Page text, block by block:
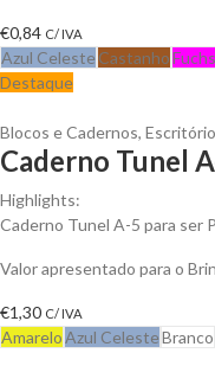
€0,84 C/ IVA
Azul Celeste Castanho
Destaque
Blocos e Cadernos, Escritório
Caderno Tunel
Highlights:
Caderno Tunel A-5 para ser
Valor apresentado para o
€1,30 C/ IVA
AmareloAzul CelesteBranco